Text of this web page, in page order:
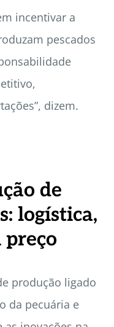
incentivar a
pescados
dizem.
de
logística,
produção ligado
da pecuária e